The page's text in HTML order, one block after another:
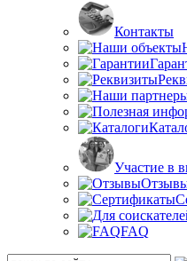
Контакты
Участие в
FAQ